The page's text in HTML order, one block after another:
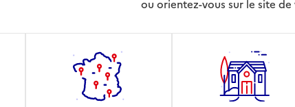
ou orientez-vous sur le site